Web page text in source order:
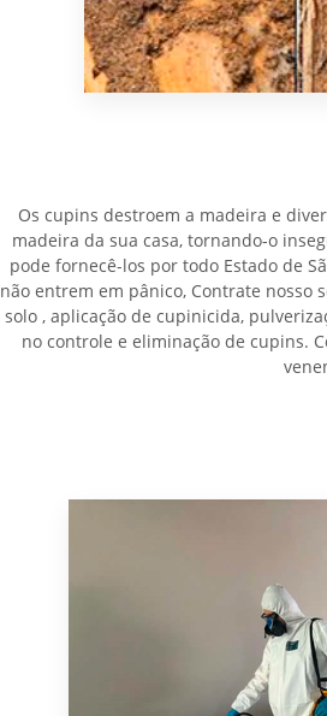
Os cupins destroem a madeira e
madeira da sua casa, tornando-o
pode fornecê-los por todo Estado de
não entrem em pânico, Contrate nosso
solo , aplicação de cupinicida,
no controle e eliminação de cupins.